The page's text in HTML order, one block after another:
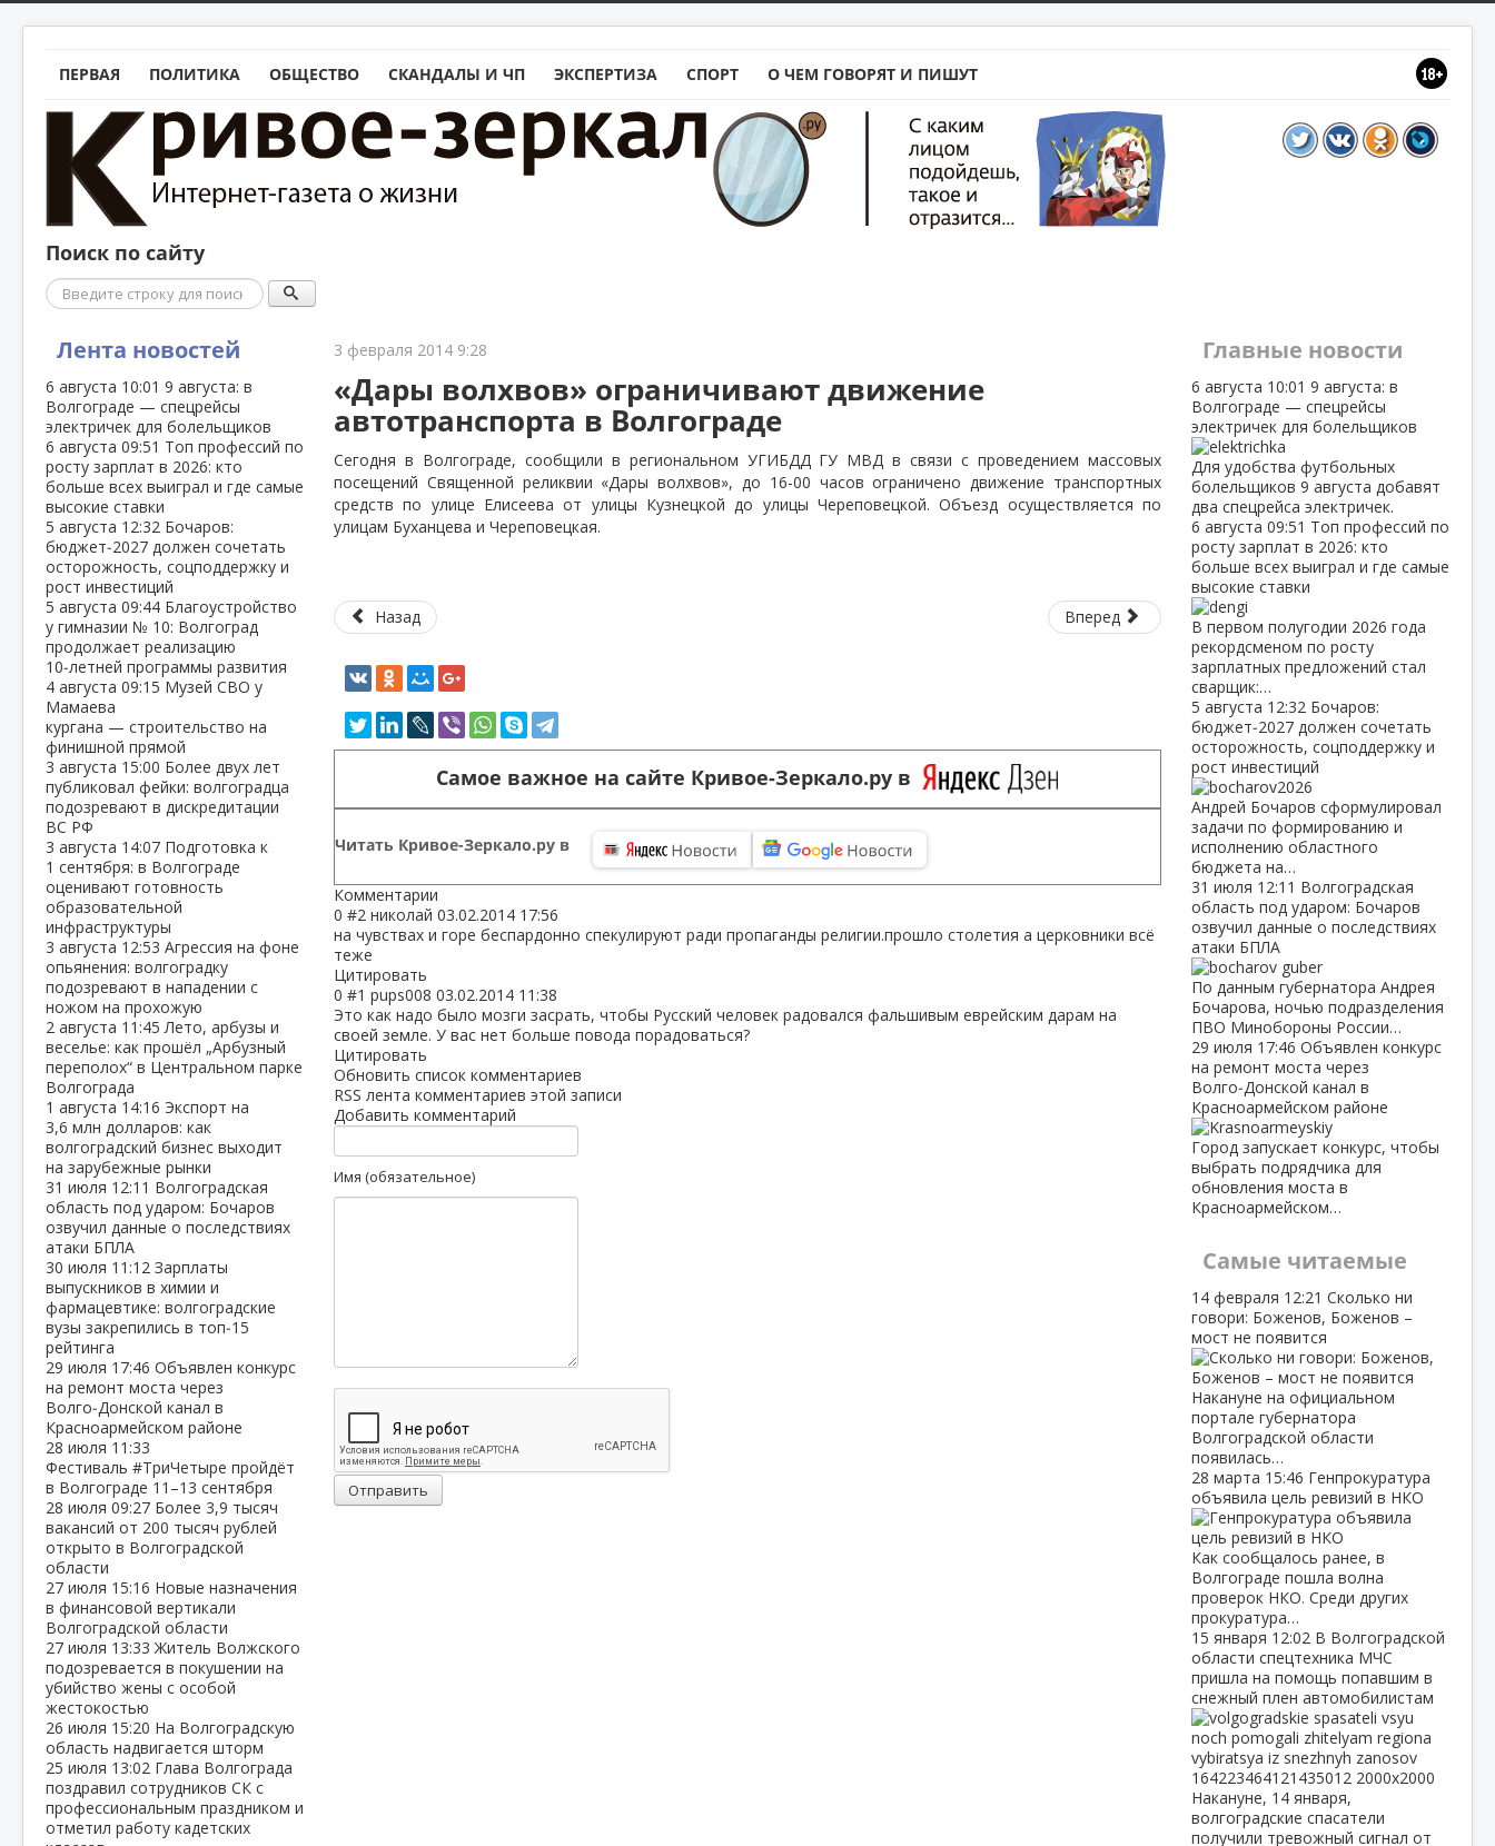
ПЕРВАЯ ПОЛИТИКА ОБЩЕСТВО СКАНДАЛЫ И ЧП ЭКСПЕРТИЗА СПОРТ О ЧЕМ ГОВОРЯТ И ПИШУТ
Поиск по сайту
Поиск
Лента новостей
6 августа 10:01 9 августа: в
Волгограде — спецрейсы
электричек для болельщиков
6 августа 09:51 Топ профессий по
росту зарплат в 2026: кто
больше всех выиграл и где самые
высокие ставки
5 августа 12:32 Бочаров:
бюджет‑2027 должен сочетать
осторожность, соцподдержку и
рост инвестиций
5 августа 09:44 Благоустройство
у гимназии № 10: Волгоград
продолжает реализацию
10‑летней программы развития
4 августа 09:15 Музей СВО у
Мамаева
кургана — строительство на
финишной прямой
3 августа 15:00 Более двух лет
публиковал фейки: волгоградца
подозревают в дискредитации
ВС РФ
3 августа 14:07 Подготовка к
1 сентября: в Волгограде
оценивают готовность
образовательной
инфраструктуры
3 августа 12:53 Агрессия на фоне
опьянения: волгоградку
подозревают в нападении с
ножом на прохожую
2 августа 11:45Лето, арбузы и
веселье: как прошёл „Арбузный
переполох“ в Центральном парке
Волгограда
1 августа 14:16 Экспорт на
3,6 млн долларов: как
волгоградский бизнес выходит
на зарубежные рынки
31 июля 12:11 Волгоградская
область под ударом: Бочаров
озвучил данные о последствиях
атаки БПЛА
30 июля 11:12 Зарплаты
выпускников в химии и
фармацевтике: волгоградские
вузы закрепились в топ‑15
рейтинга
29 июля 17:46 Объявлен конкурс
на ремонт моста через
Волго‑Донской канал в
Красноармейском районе
28 июля 11:33
Фестиваль #ТриЧетыре пройдёт
в Волгограде 11–13 сентября
28 июля 09:27 Более 3,9 тысяч
вакансий от 200 тысяч рублей
открыто в Волгоградской
области
27 июля 15:16 Новые назначения
в финансовой вертикали
Волгоградской области
27 июля 13:33Житель Волжского
подозревается в покушении на
убийство жены с особой
жестокостью
26 июля 15:20 На Волгоградскую
область надвигается шторм
25 июля 13:02 Глава Волгограда
поздравил сотрудников СК с
профессиональным праздником и
отметил работу кадетских
3 февраля 2014 9:28
«Дары волхвов» ограничивают движение
автотранспорта в Волгограде
Сегодня в Волгограде, сообщили в региональном УГИБДД ГУ МВД в связи с проведением массовых
посещений Священной реликвии «Дары волхвов», до 16-00 часов ограничено движение транспортных
средств по улице Елисеева от улицы Кузнецкой до улицы Череповецкой. Объезд осуществляется по
улицам Буханцева и Череповецкая.
Назад Вперед
Самое важное на сайте Кривое-Зеркало.ру в
Читать Кривое-Зеркало.ру в
Комментарии
0 #2 николай 03.02.2014 17:56
на чувствах и горе беспардонно спекулируют ради пропаганды религии.прошло столетия а церковники всё
теже
Цитировать
0 #1 pups008 03.02.2014 11:38
Это как надо было мозги засрать, чтобы Русский человек радовался фальшивым еврейским дарам на
своей земле. У вас нет больше повода порадоваться?
Цитировать
Обновить список комментариев
RSS лента комментариев этой записи
Добавить комментарий
Имя (обязательное)
Отправить
Главные новости
6 августа 10:01 9 августа: в
Волгограде — спецрейсы
электричек для болельщиков
Для удобства футбольных
болельщиков 9 августа добавят
два спецрейса электричек.
6 августа 09:51 Топ профессий по
росту зарплат в 2026: кто
больше всех выиграл и где самые
высокие ставки
В первом полугодии 2026 года
рекордсменом по росту
зарплатных предложений стал
сварщик:…
5 августа 12:32 Бочаров:
бюджет‑2027 должен сочетать
осторожность, соцподдержку и
рост инвестиций
Андрей Бочаров сформулировал
задачи по формированию и
исполнению областного
бюджета на…
31 июля 12:11 Волгоградская
область под ударом: Бочаров
озвучил данные о последствиях
атаки БПЛА
По данным губернатора Андрея
Бочарова, ночью подразделения
ПВО Минобороны России…
29 июля 17:46 Объявлен конкурс
на ремонт моста через
Волго‑Донской канал в
Красноармейском районе
Город запускает конкурс, чтобы
выбрать подрядчика для
обновления моста в
Красноармейском…
Самые читаемые
14 февраля 12:21 Сколько ни
говори: Боженов, Боженов –
мост не появится
Накануне на официальном
портале губернатора
Волгоградской области
появилась…
28 марта 15:46 Генпрокуратура
объявила цель ревизий в НКО
Как сообщалось ранее, в
Волгограде пошла волна
проверок НКО. Среди других
прокуратура…
15 января 12:02 В Волгоградской
области спецтехника МЧС
пришла на помощь попавшим в
снежный плен автомобилистам
Накануне, 14 января,
волгоградские спасатели
получили тревожный сигнал от